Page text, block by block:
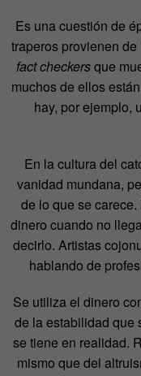
Es una cuestión de
traperos provienen
fact checkersque
muchos de ellos
hay, por ejemplo,
En la cultura del
vanidad mundana,
de lo que se
dinero cuando no
decirlo. Artistas
hablando de
Se utiliza el dinero
de la estabilidad que
se tiene en realidad.
mismo que del